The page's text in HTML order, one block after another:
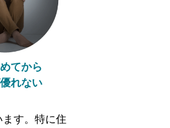
てから
れない
す。特に住